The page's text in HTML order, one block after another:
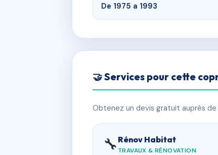
De 1975 a 1993
🤝 Services pour cette
Obtenez un devis gratuit auprès
🔧 Rénov Habitat
TRAVAUX & RÉNOVATION